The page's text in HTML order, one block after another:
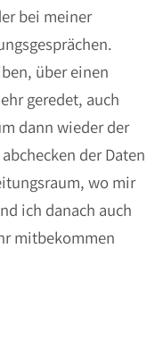
bei meiner
über einen
geredet, auch
dann wieder der
der Daten
wo mir
ich danach auch
mitbekommen